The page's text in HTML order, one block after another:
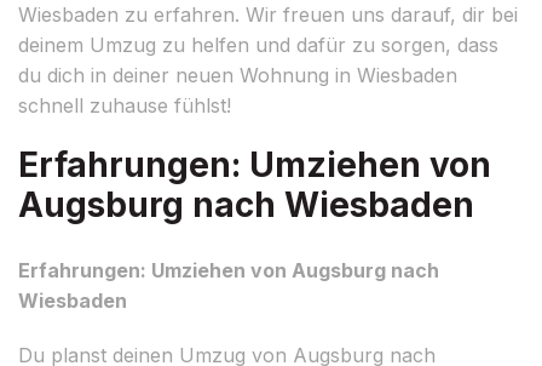
Wiesbaden zu erfahren. Wir freuen uns darauf, dir bei
deinem Umzug zu helfen und dafür zu sorgen, dass
du dich in deiner neuen Wohnung in Wiesbaden
schnell zuhause fühlst!
Erfahrungen: Umziehen von
Augsburg nach Wiesbaden
Erfahrungen: Umziehen von Augsburg nach
Wiesbaden
Du planst deinen Umzug von Augsburg nach